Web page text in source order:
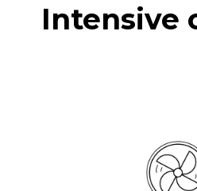
Intensive